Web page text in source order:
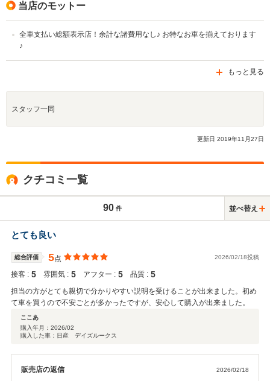
当店のモットー
全車支払い総額表示店！余計な諸費用なし♪ お特なお車を揃えております
♪
もっと見る
スタッフ一同
更新日 2019年11 月27日
クチコミ一覧
90 件 並べ替え
とても良い
総合評価 5点 2026/02/18投稿
接客 : 5 雰囲気 : 5 アフター : 5 品質 : 5
担当の方がとても親切で分かりやすい説明を受けることが出来ました。初め
て車を買うので不安ごとが多かったですが、安心して購入が出来ました。
ここあ
購入年月： 2026/02
購入した車：日産 デイズルークス
販売店の返信 2026/02/18